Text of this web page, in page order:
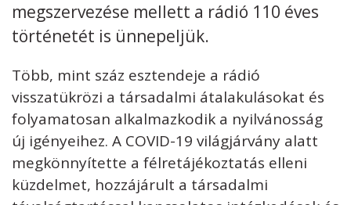
megszervezése mellett a rádió 110 éves
történetét is ünnepeljük.
Több, mint száz esztendeje a rádió
visszatükrözi a társadalmi átalakulásokat és
folyamatosan alkalmazkodik a nyilvánosság
új igényeihez. A COVID-19 világjárvány alatt
megkönnyítette a félretájékoztatás elleni
küzdelmet, hozzájárult a társadalmi